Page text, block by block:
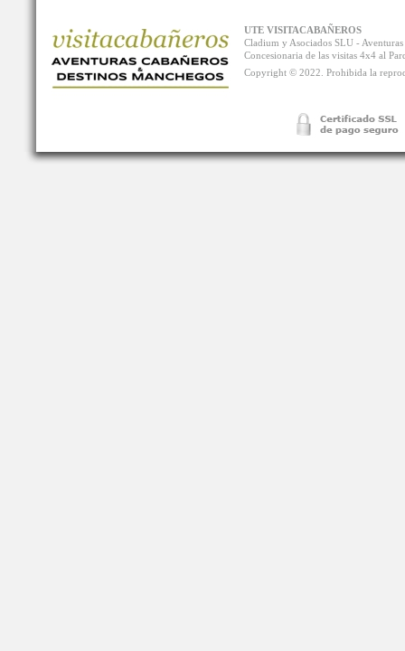
UTE VISITACABAÑEROS
Cladium y Asociados SLU -
Concesionaria de las visitas 4x4 al
Copyright © 2022. Prohibida la